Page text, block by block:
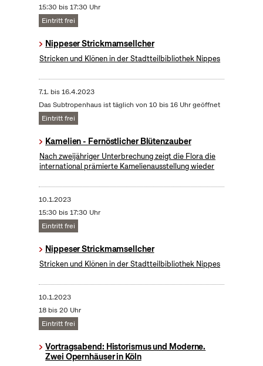
15:30 bis 17:30 Uhr
Eintritt frei
Nippeser Strickmamsellcher
Stricken und Klönen in der Stadtteilbibliothek Nippes
7.1. bis16.4.2023
Das Subtropenhaus ist täglich von 10 bis 16 Uhr geöffnet
Eintritt frei
Kamelien - Fernöstlicher Blütenzauber
Nach zweijähriger Unterbrechung zeigt die Flora die
international prämierte Kamelienausstellung wieder
10.1.2023
15:30 bis 17:30 Uhr
Eintritt frei
Nippeser Strickmamsellcher
Stricken und Klönen in der Stadtteilbibliothek Nippes
10.1.2023
18 bis 20 Uhr
Eintritt frei
Vortragsabend: Historismus und Moderne.
Zwei Opernhäuser in Köln